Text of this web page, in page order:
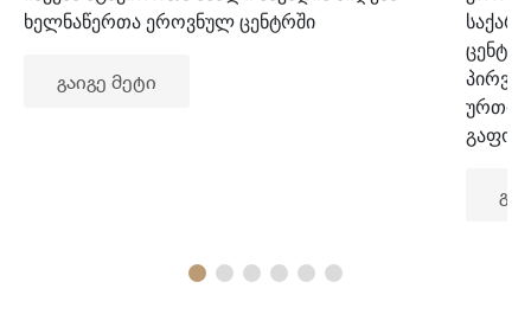
ხელნაწერთა ეროვნულ ცენტრში
გაიგე მეტი